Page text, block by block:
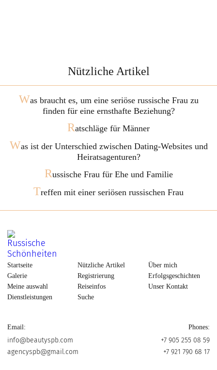
Nützliche Artikel
Was braucht es, um eine seriöse russische Frau zu
finden für eine ernsthafte Beziehung?
Ratschläge für Männer
Was ist der Unterschied zwischen Dating-Websites und
Heiratsagenturen?
Russische Frau für Ehe und Familie
Treffen mit einer seriösen russischen Frau
Startseite
Galerie
Meine auswahl
Dienstleistungen
Nützliche Artikel
Registrierung
Reiseinfos
Suche
Über mich
Erfolgsgeschichten
Unser Kontakt
Email:
info@beautyspb.com
agencyspb@gmail.com
Phones:
+7 905 255 08 59
+7 921 790 68 17